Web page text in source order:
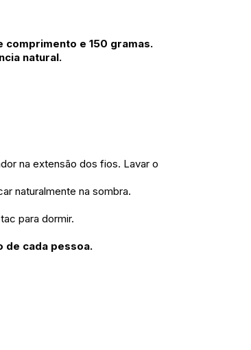
comprimento e 150 gramas.
natural.
na extensão dos fios. Lavar o
naturalmente na sombra.
para dormir.
de cada pessoa.